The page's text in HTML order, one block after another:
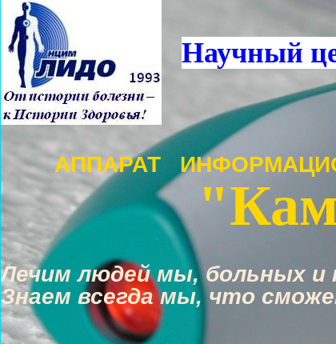
Научный
АППАРАТ
Лечим людей мы, больных и
Знаем всегда мы, что